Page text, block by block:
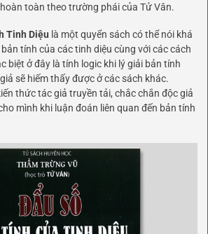
toàn theo trường phái của Tử Vân.
Tinh Diệu là một quyển sách có thể nói khá
tính của các tinh diệu cùng với các cách
biệt ở đây là tính logic khi lý giải bản tính
sẽ hiếm thấy được ở các sách khác.
thức tác giả truyền tải, chắc chắn độc giả
mình khi luận đoán liên quan đến bản tính